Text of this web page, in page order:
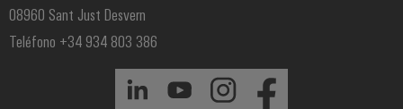
08960 Sant Just Desvern
Teléfono +34 934 803 386